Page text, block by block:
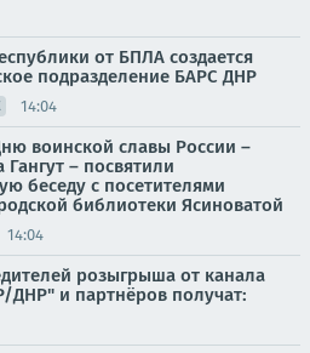
от БПЛА создается
подразделение БАРС ДНР
14:04
воинской славы России –
– посвятили
беседу с посетителями
библиотеки Ясиноватой
14:04
розыгрыша от канала
ДНР" и партнёров получат: